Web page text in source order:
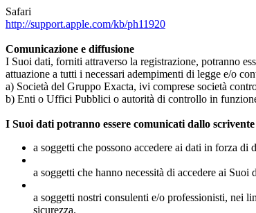
Safari
http://support.apple.com/kb/ph11920
Comunicazione e diffusione
I Suoi dati, forniti attraverso la registrazione, potranno
attuazione a tutti i necessari adempimenti di legge e/o
a) Società del Gruppo Exacta, ivi comprese società
b) Enti o Uffici Pubblici o autorità di controllo in
I Suoi dati potranno essere comunicati dallo
a soggetti che possono accedere ai dati in forza
a soggetti che hanno necessità di accedere ai
a soggetti nostri consulenti e/o professionisti, nei
sicurezza.